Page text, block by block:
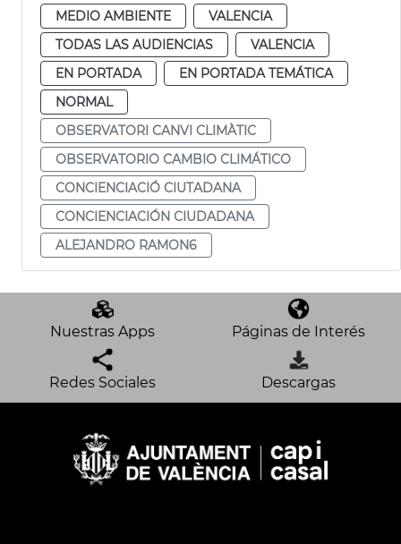
MEDIO AMBIENTE
VALENCIA
TODAS LAS AUDIENCIAS
VALENCIA
EN PORTADA
EN PORTADA TEMÁTICA
NORMAL
OBSERVATORI CANVI CLIMÀTIC
OBSERVATORIO CAMBIO CLIMÁTICO
CONCIENCIACIÓ CIUTADANA
CONCIENCIACIÓN CIUDADANA
ALEJANDRO RAMON6
Nuestras Apps Páginas de Interés
Redes Sociales Descargas